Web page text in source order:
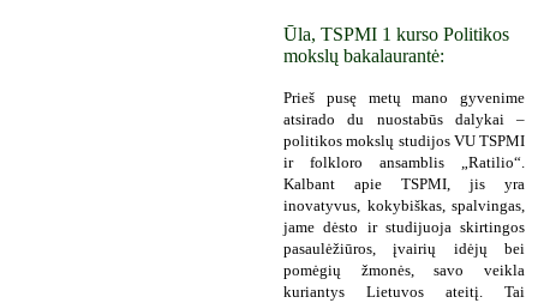
Ūla, TSPMI 1 kurso Politikos
mokslų bakalaurantė:
Prieš pusę metų mano gyvenime
atsirado du nuostabūs dalykai –
politikos mokslų studijos VU TSPMI
ir folkloro ansamblis „Ratilio“.
Kalbant apie TSPMI, jis yra
inovatyvus, kokybiškas, spalvingas,
jame dėsto ir studijuoja skirtingos
pasaulėžiūros, įvairių idėjų bei
pomėgių žmonės, savo veikla
kuriantys Lietuvos ateitį. Tai